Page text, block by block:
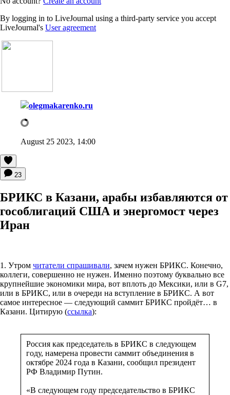
By logging in to LiveJournal using a third-party service you accept
LiveJournal's User agreement
olegmakarenko.ru
August 25 2023, 14:00
23
БРИКС в Казани, арабы избавляются от
гособлигаций США и энергомост через
Иран
1. Утром читатели спрашивали, зачем нужен БРИКС. Конечно,
коллеги, совершенно не нужен. Именно поэтому буквально все
крупнейшие экономики мира, вот вплоть до Мексики, или в G7,
или в БРИКС, или в очереди на вступление в БРИКС. А вот
самое интересное — следующий саммит БРИКС пройдёт… в
Казани. Цитирую (ссылка):
Россия как председатель в БРИКС в следующем
году, намерена провести саммит объединения в
октябре 2024 года в Казани, сообщил президент
РФ Владимир Путин.
«В следующем году председательство в БРИКС